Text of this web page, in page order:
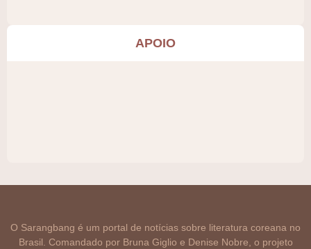
APOIO
O Sarangbang é um portal de notícias sobre literatura coreana no
Brasil. Comandado por Bruna Giglio e Denise Nobre, o projeto